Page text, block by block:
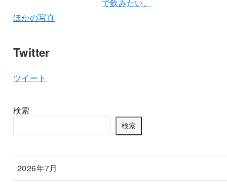
ほかの写真
Twitter
ツイート
検索
検索
2026年7月